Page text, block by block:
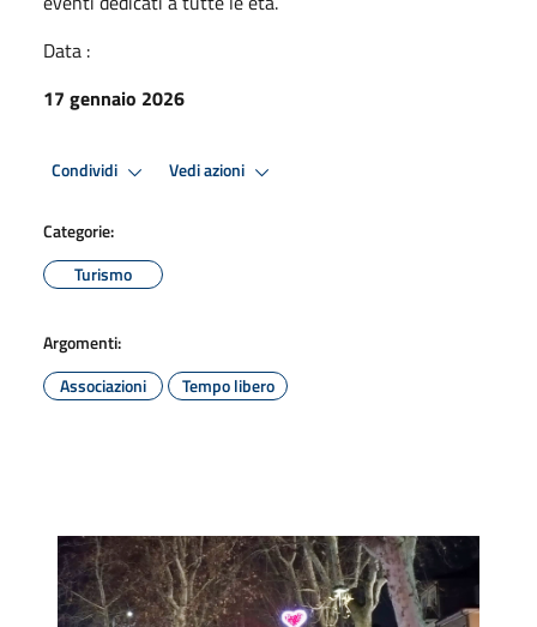
Data :
17 gennaio 2026
Condividi Vedi azioni
Categorie:
Turismo
Argomenti:
Associazioni
Tempo libero